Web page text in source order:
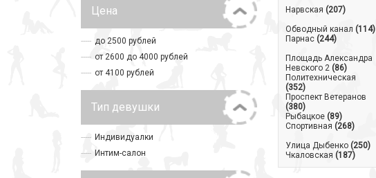
Цена
до 2500 рублей
от 2600 до 4000 рублей
от 4100 рублей
Тип девушки
Индивидуалки
Интим-салон
Нарвская (207)
Обводный канал (114)
Парнас (244)
Площадь Александра
Невского 2 (86)
Политехническая
(352)
Проспект Ветеранов
(380)
Рыбацкое (89)
Спортивная (268)
Улица Дыбенко (250)
Чкаловская (187)